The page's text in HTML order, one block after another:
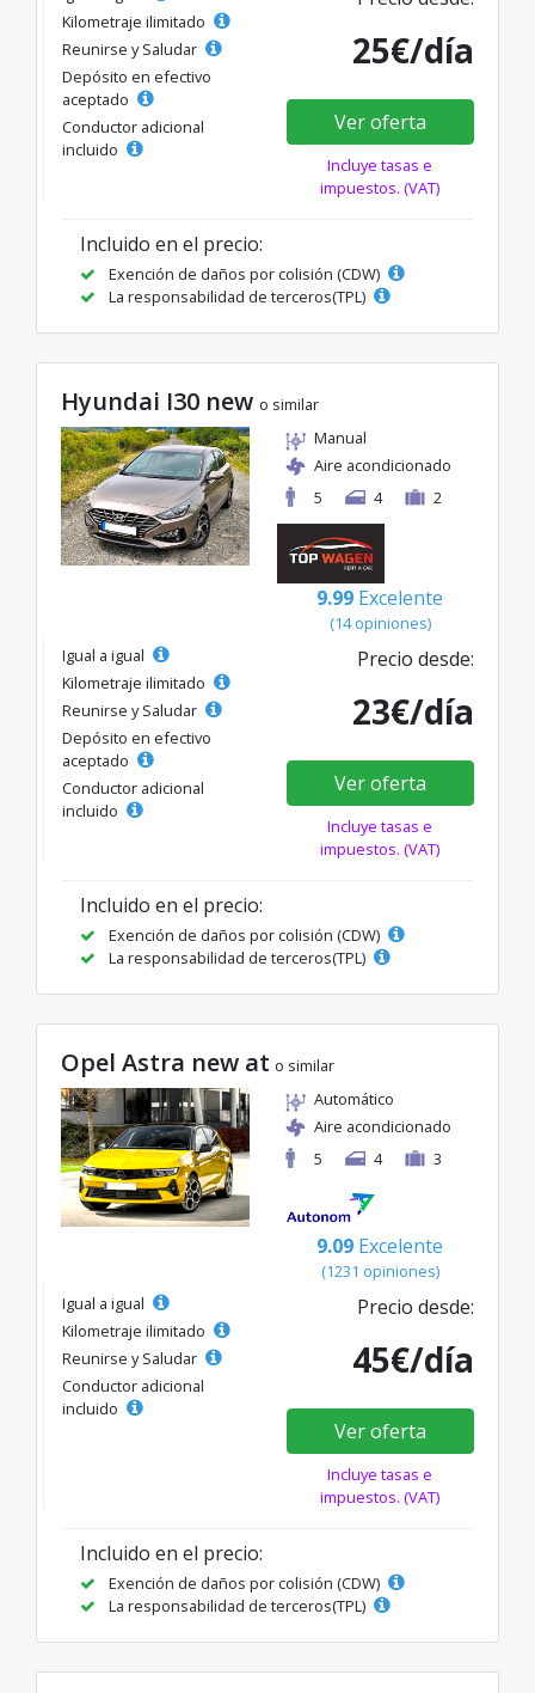
Kilometraje ilimitado
Reunirse y Saludar
Depósito en efectivo
aceptado
Conductor adicional
incluido
25€/día
Ver oferta
Incluye tasas e
impuestos. (VAT)
Incluido en el precio:
Exención de daños por colisión (CDW)
La responsabilidad de terceros(TPL)
Hyundai I30 new o similar
Manual
Aire acondicionado
5
4 2
9.99 Excelente
(14 opiniones)
Igual a igual
Kilometraje ilimitado
Reunirse y Saludar
Depósito en efectivo
aceptado
Conductor adicional
incluido
Precio desde:
23€/día
Ver oferta
Incluye tasas e
impuestos. (VAT)
Incluido en el precio:
Exención de daños por colisión (CDW)
La responsabilidad de terceros(TPL)
Opel Astra new at o similar
Automático
Aire acondicionado
5
4 3
9.09 Excelente
(1231 opiniones)
Igual a igual
Kilometraje ilimitado
Reunirse y Saludar
Conductor adicional
incluido
Precio desde:
45€/día
Ver oferta
Incluye tasas e
impuestos. (VAT)
Incluido en el precio:
Exención de daños por colisión (CDW)
La responsabilidad de terceros(TPL)